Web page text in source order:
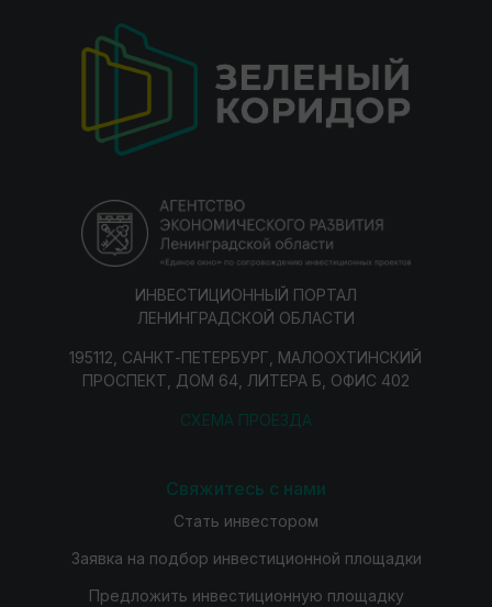
ИНВЕСТИЦИОННЫЙ ПОРТАЛ
ЛЕНИНГРАДСКОЙ ОБЛАСТИ
195112, САНКТ-ПЕТЕРБУРГ, МАЛООХТИНСКИЙ
ПРОСПЕКТ, ДОМ 64, ЛИТЕРА Б, ОФИС 402
СХЕМА ПРОЕЗДА
Свяжитесь с нами
Стать инвестором
Заявка на подбор инвестиционной площадки
Предложить инвестиционную площадку